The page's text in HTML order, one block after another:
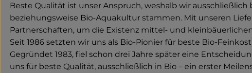
Beste Qualität ist unser Anspruch, weshalb wir
beziehungsweise Bio-Aquakultur stammen. Mit unseren
Partnerschaften, um die Existenz mittel- und
Seit 1986 setzten wir uns als Bio-Pionier für beste Bio-
Gegründet 1983, fiel schon drei Jahre später eine
uns für beste Qualität, ausschließlich in Bio – ein erster